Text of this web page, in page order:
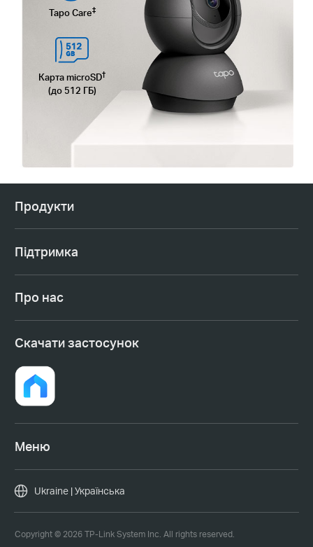
Tapo Care‡
Карта microSD†
(до 512 ГБ)
Продукти
Підтримка
Про нас
Cкачати застосунок
Меню
Copyright © 2026 TP-Link System Inc. All rights reserved.
Ukraine | Українська